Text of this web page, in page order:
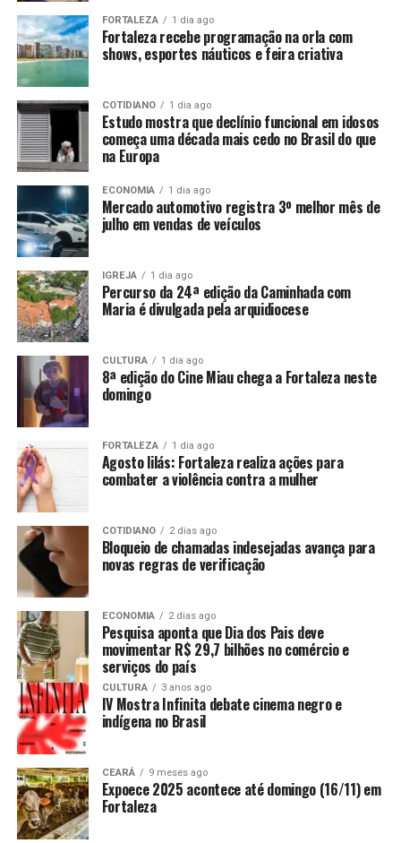
FORTALEZA 1 dia ago
Fortaleza recebe programação na orla com
shows, esportes náuticos e feira criativa
COTIDIANO 1 dia ago
Estudo mostra que declínio funcional em idosos
começa uma década mais cedo no Brasil do que
na Europa
ECONOMIA 1 dia ago
Mercado automotivo registra 3º melhor mês de
julho em vendas de veículos
IGREJA 1 dia ago
Percurso da 24ª edição da Caminhada com
Maria é divulgada pela arquidiocese
CULTURA 1 dia ago
8ª edição do Cine Miau chega a Fortaleza neste
domingo
FORTALEZA 1 dia ago
Agosto lilás: Fortaleza realiza ações para
combater a violência contra a mulher
COTIDIANO 2 dias ago
Bloqueio de chamadas indesejadas avança para
novas regras de verificação
ECONOMIA 2 dias ago
Pesquisa aponta que Dia dos Pais deve
movimentar R$ 29,7 bilhões no comércio e
serviços do país
CULTURA 3 anos ago
IV Mostra Infinita debate cinema negro e
indígena no Brasil
CEARÁ 9 meses ago
Expoece 2025 acontece até domingo (16/11) em
Fortaleza